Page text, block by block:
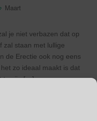
Maart
je niet verbazen dat op
zal staan met lullige
de Erectie ook nog eens
zo ideaal maakt is dat
te zijn […]